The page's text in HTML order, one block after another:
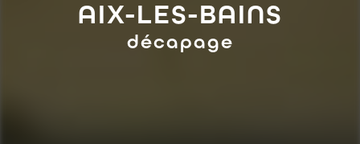
AIX-LES-BAINS
décapage